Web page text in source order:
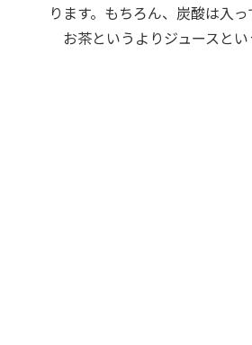
ります。もちろん、炭酸は入っ
お茶というよりジュースとい